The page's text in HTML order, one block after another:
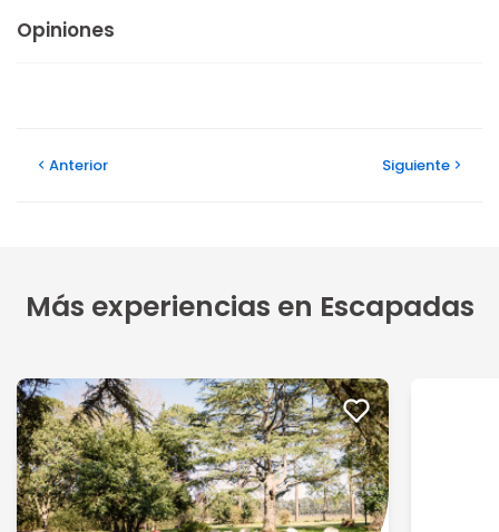
Opiniones
Anterior Siguiente
Más experiencias en Escapadas